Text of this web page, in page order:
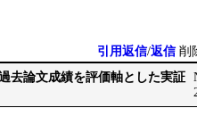
引用返信/返信 削
去論文成績を評価軸とした実証